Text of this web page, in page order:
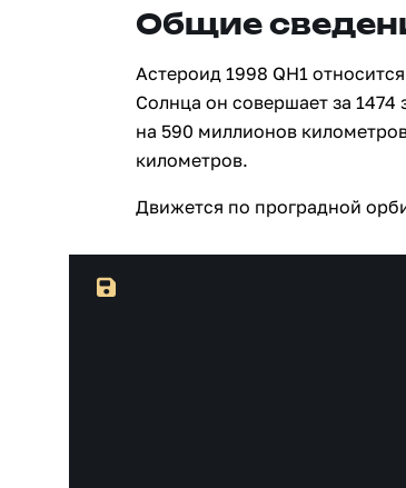
Общие
Астероид 1998 QH1
Солнца он совершает за
на 590 миллионов
километров.
Движется по проградной